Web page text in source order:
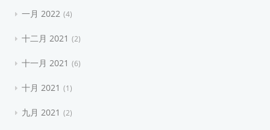
一月 2022 4
十二月 2021 2
十一月 2021 6
十月 2021 1
九月 2021 2